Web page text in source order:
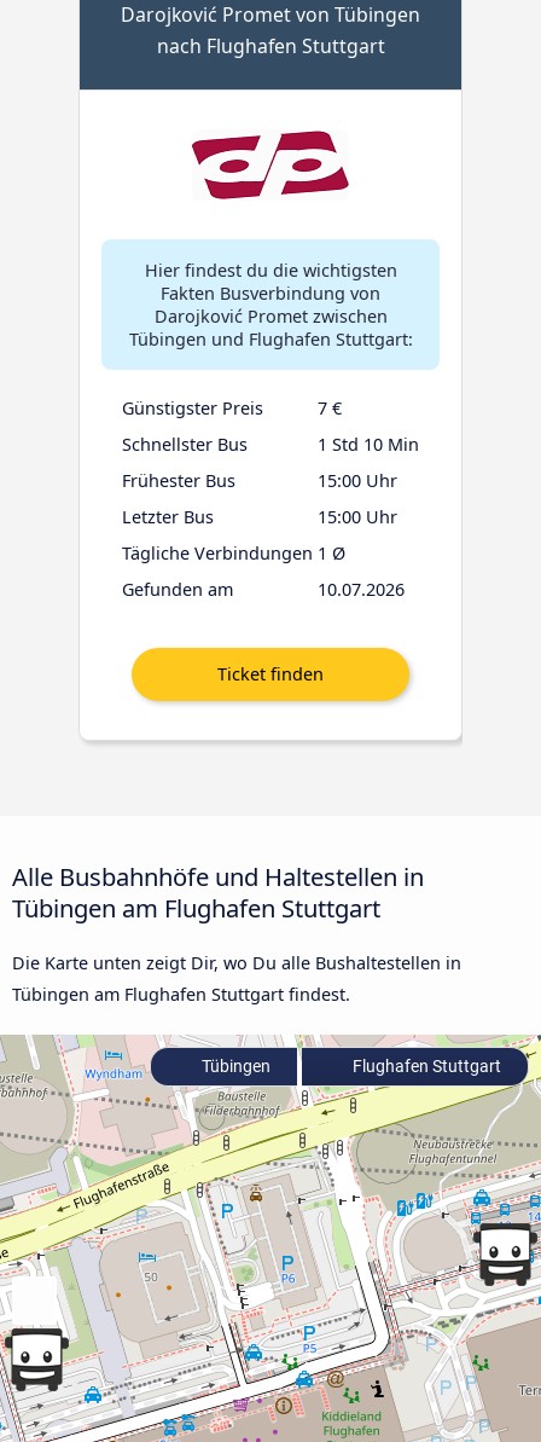
Darojković Promet von Tübingen
nach Flughafen Stuttgart
Hier findest du die wichtigsten
Fakten Busverbindung von
Darojković Promet zwischen
Tübingen und Flughafen Stuttgart:
Günstigster Preis
7 €
Schnellster Bus
1 Std 10 Min
Frühester Bus
15:00 Uhr
Letzter Bus
15:00 Uhr
Tägliche Verbindungen 1 Ø
Gefunden am
10.07.2026
Alle Busbahnhöfe und Haltestellen in
Tübingen am Flughafen Stuttgart
Die Karte unten zeigt Dir, wo Du alle Bushaltestellen in
Tübingen am Flughafen Stuttgart findest.
Tübingen Flughafen Stuttgart